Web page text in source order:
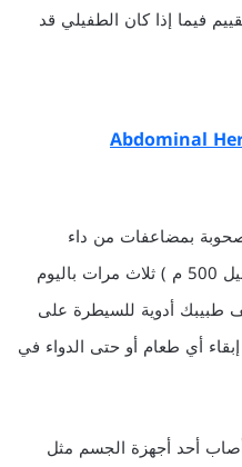
فيما إذا كان الطفيلي قد
بمضاعفات من داء
الأميبات إعطاء ميترونيدازول ( فلاجيل 500 م ) ثلاث مرات باليوم
طبيبك أدوية للسيطرة على
أي طعام أو حتى الدواء في
أصاب أحد أجهزة الجسم مثل